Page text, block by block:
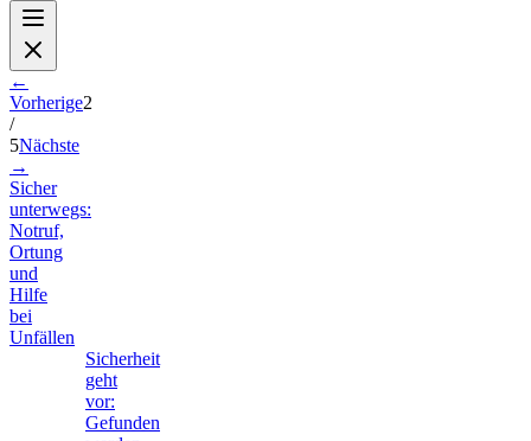
←
Vorherige2
/
5Nächste
→
Sicher
unterwegs:
Notruf,
Ortung
und
Hilfe
bei
Unfällen
Sicherheit
geht
vor:
Gefunden